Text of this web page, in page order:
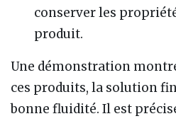
conserver les
produit.
Une démonstration
ces produits, la solution
bonne fluidité. Il est